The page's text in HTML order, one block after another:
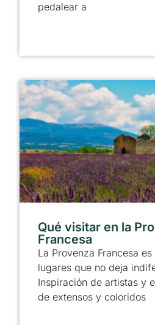
pedalear a
Qué visitar en la
Francesa
La Provenza Francesa
lugares que no deja
Inspiración de artistas y
de extensos y coloridos